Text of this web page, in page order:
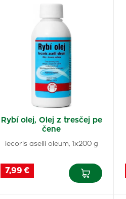
Rybí olej, Olej z tresčej pe
čene
iecoris aselli oleum, 1x200 g
7,99 €